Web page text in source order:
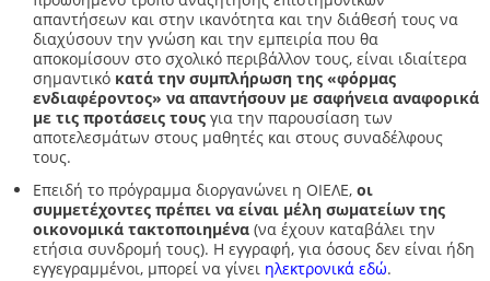
απαντήσεων και στην ικανότητα και την διάθεσή τους να
διαχύσουν την γνώση και την εμπειρία που θα
αποκομίσουν στο σχολικό περιβάλλον τους, είναι ιδιαίτερα
σημαντικό κατά την συμπλήρωση της «φόρμας
ενδιαφέροντος» να απαντήσουν με σαφήνεια αναφορικά
με τις προτάσεις τους για την παρουσίαση των
αποτελεσμάτων στους μαθητές και στους συναδέλφους
τους.
Επειδή το πρόγραμμα διοργανώνει η ΟΙΕΛΕ, οι
συμμετέχοντες πρέπει να είναι μέλη σωματείων της
οικονομικά τακτοποιημένα (να έχουν καταβάλει την
ετήσια συνδρομή τους). Η εγγραφή, για όσους δεν είναι ήδη
εγγεγραμμένοι, μπορεί να γίνει ηλεκτρονικά εδώ.